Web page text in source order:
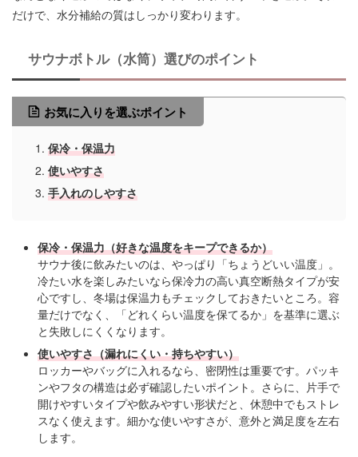
だけで、水分補給の質はしっかり変わります。
サウナボトル（水筒）選びのポイント
お気に入りを選ぶポイント
保冷・保温力
使いやすさ
手入れのしやすさ
保冷・保温力（好きな温度をキープできるか）
サウナ後に飲みたいのは、やっぱり「ちょうどいい温度」。
冷たい水を楽しみたいなら保冷力の高い真空断熱タイプが安
心ですし、冬場は保温力もチェックしておきたいところ。容
量だけでなく、「どれくらい温度を保てるか」を基準に選ぶ
と失敗しにくくなります。
使いやすさ（漏れにくい・持ちやすい）
ロッカーやバッグに入れるなら、密閉性は重要です。パッキ
ンやフタの構造は必ず確認したいポイント。さらに、片手で
開けやすいタイプや飲みやすい形状だと、休憩中でもストレ
スなく使えます。細かな使いやすさが、意外と満足度を左右
します。